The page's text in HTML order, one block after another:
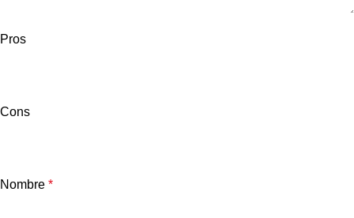
Pros
Cons
Nombre *